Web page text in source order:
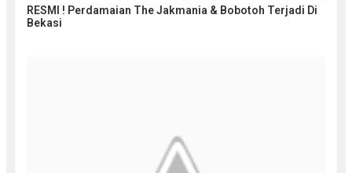
RESMI ! Perdamaian The Jakmania & Bobotoh Terjadi Di
Bekasi